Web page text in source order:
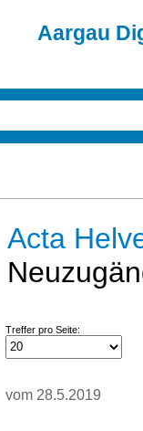
Aargau
Acta
Treffer pro Seite:
vom 28.5.2019